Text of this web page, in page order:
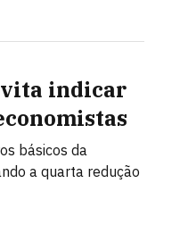
indicar
básicos da
a quarta redução